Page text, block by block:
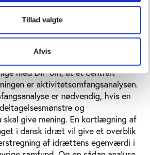
Tillad valgte
Afvis
af kampe får ret til en afgift
for at stille kampe til rådighed:
været i en god og konstruktiv
og vi vil gennem DIF arbejde for at
med DIF om, at et centralt
er aktivitetsomfangsanalysen.
er nødvendig, hvis en
og
skal give mening. En kortlægning af
i dansk idræt vil give et overblik
af idrættens egenværdi i